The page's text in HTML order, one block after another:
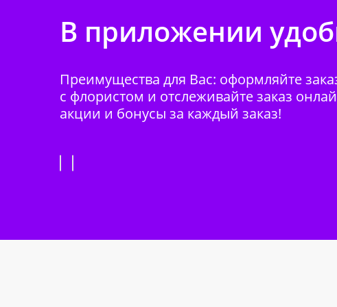
В приложении
Преимущества для Вас: оформляйте
с флористом и отслеживайте заказ
акции и бонусы за каждый заказ!